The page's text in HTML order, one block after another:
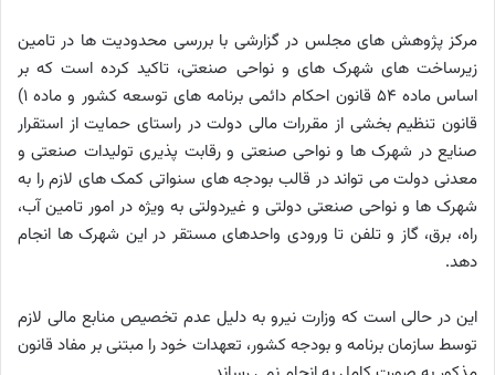
مرکز پژوهش های مجلس در گزارشی با بررسی محدودیت ها در تامین
زیرساخت های شهرک های و نواحی صنعتی، تاکید کرده است که بر
اساس ماده ۵۴ قانون احکام دائمی برنامه های توسعه کشور و ماده ۱)
قانون تنظیم بخشی از مقررات مالی دولت در راستای حمایت از استقرار
صنایع در شهرک ها و نواحی صنعتی و رقابت پذیری تولیدات صنعتی و
معدنی دولت می تواند در قالب بودجه های سنواتی کمک های لازم را به
شهرک ها و نواحی صنعتی دولتی و غیردولتی به ویژه در امور تامین آب،
راه، برق، گاز و تلفن تا ورودی واحدهای مستقر در این شهرک ها انجام
دهد.
این در حالی است که وزارت نیرو به دلیل عدم تخصیص منابع مالی لازم
توسط سازمان برنامه و بودجه کشور، تعهدات خود را مبتنی بر مفاد قانون